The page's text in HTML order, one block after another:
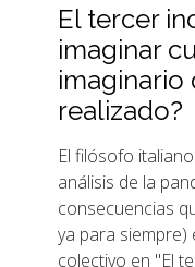
El tercer
imaginar
imaginario
realizado?
El filósofo
análisis de la
consecuencias
ya para siempre)
colectivo en "El